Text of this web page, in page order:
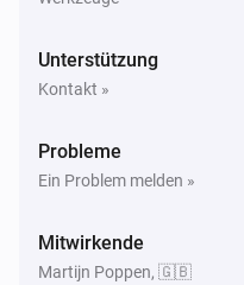
Unterstützung
Kontakt »
Probleme
Ein Problem melden »
Mitwirkende
Martijn Poppen, 🇬🇧